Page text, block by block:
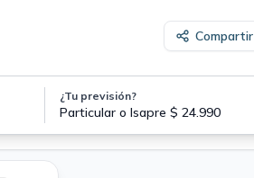
Compartir
¿Tu previsión?
Particular o Isapre $ 24.990